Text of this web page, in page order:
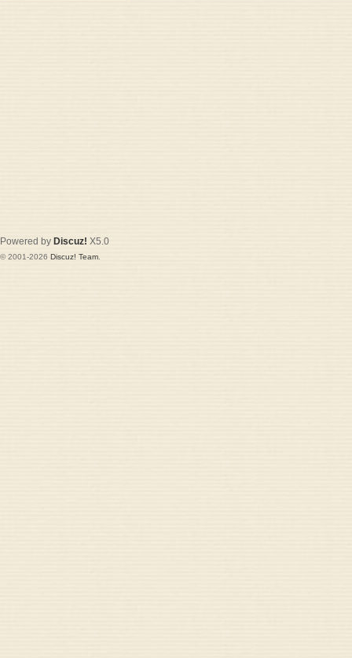
Powered by Discuz! X5.0
© 2001-2026 Discuz! Team